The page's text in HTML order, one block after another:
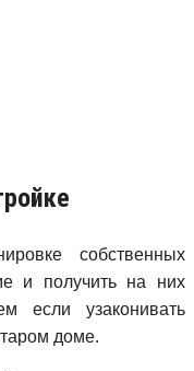
собственных
и получить на них
если узаконивать
доме.